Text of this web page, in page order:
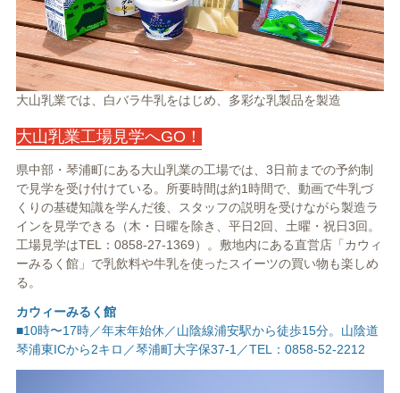
大山乳業では、白バラ牛乳をはじめ、多彩な乳製品を製造
大山乳業工場見学へGO！
県中部・琴浦町にある大山乳業の工場では、3日前までの予約制
で見学を受け付けている。所要時間は約1時間で、動画で牛乳づ
くりの基礎知識を学んだ後、スタッフの説明を受けながら製造ラ
インを見学できる（木・日曜を除き、平日2回、土曜・祝日3回。
工場見学はTEL：0858-27-1369）。敷地内にある直営店「カウィ
ーみるく館」で乳飲料や牛乳を使ったスイーツの買い物も楽しめ
る。
カウィーみるく館
■10時〜17時／年末年始休／山陰線浦安駅から徒歩15分。山陰道
琴浦東ICから2キロ／琴浦町大字保37-1／TEL：0858-52-2212